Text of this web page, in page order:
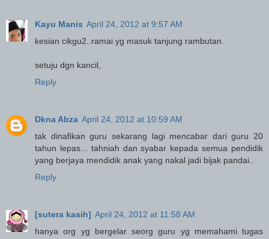
Kayu Manis April 24, 2012 at 9:57 AM
kesian cikgu2..ramai yg masuk tanjung rambutan.
setuju dgn kancil,
Reply
Dkna Abza April 24, 2012 at 10:59 AM
tak dinafikan guru sekarang lagi mencabar dari guru 20
tahun lepas... tahniah dan syabar kepada semua pendidik
yang berjaya mendidik anak yang nakal jadi bijak pandai..
Reply
[sutera kasih] April 24, 2012 at 11:58 AM
hanya org yg bergelar seorg guru yg memahami tugas